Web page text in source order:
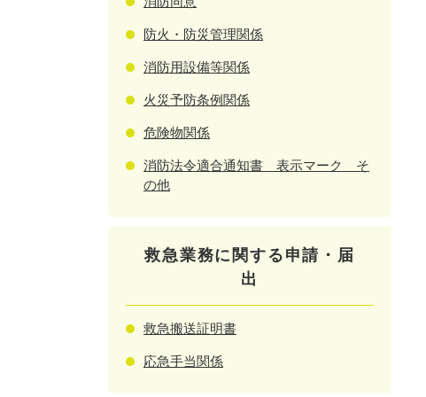
防火・防災管理関係
消防用設備等関係
火災予防条例関係
危険物関係
消防法令適合通知書 表示マーク そ
の他
救急業務に関する申請・届
出
救急搬送証明書
応急手当関係